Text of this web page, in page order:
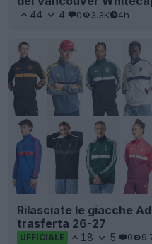
44 4 0 3.3K 4h
Rilasciate le giacche
trasferta 26-27
UFFICIALE 18 5 0